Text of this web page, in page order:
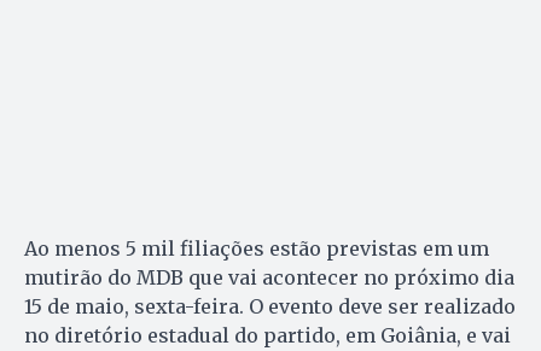
Ao menos 5 mil filiações estão previstas em um
mutirão do MDB que vai acontecer no próximo dia
15 de maio, sexta-feira. O evento deve ser realizado
no diretório estadual do partido, em Goiânia, e vai